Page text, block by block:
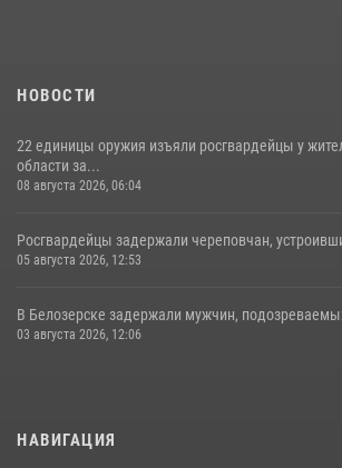
НОВОСТИ
22 единицы оружия изъяли росгвардейцы у
области за...
08 августа 2026, 06:04
Росгвардейцы задержали череповчан,
05 августа 2026, 12:53
В Белозерске задержали мужчин,
03 августа 2026, 12:06
НАВИГАЦИЯ